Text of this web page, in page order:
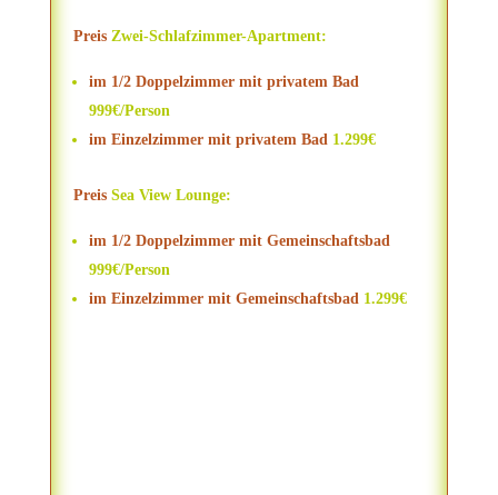
Preis Zwei-Schlafzimmer-Apartment:
im 1/2 Doppelzimmer mit privatem Bad
999€/Person
im Einzelzimmer mit privatem Bad 1.299€
Preis Sea View Lounge:
im 1/2 Doppelzimmer mit Gemeinschaftsbad
999€/Person
im Einzelzimmer mit Gemeinschaftsbad1.299€